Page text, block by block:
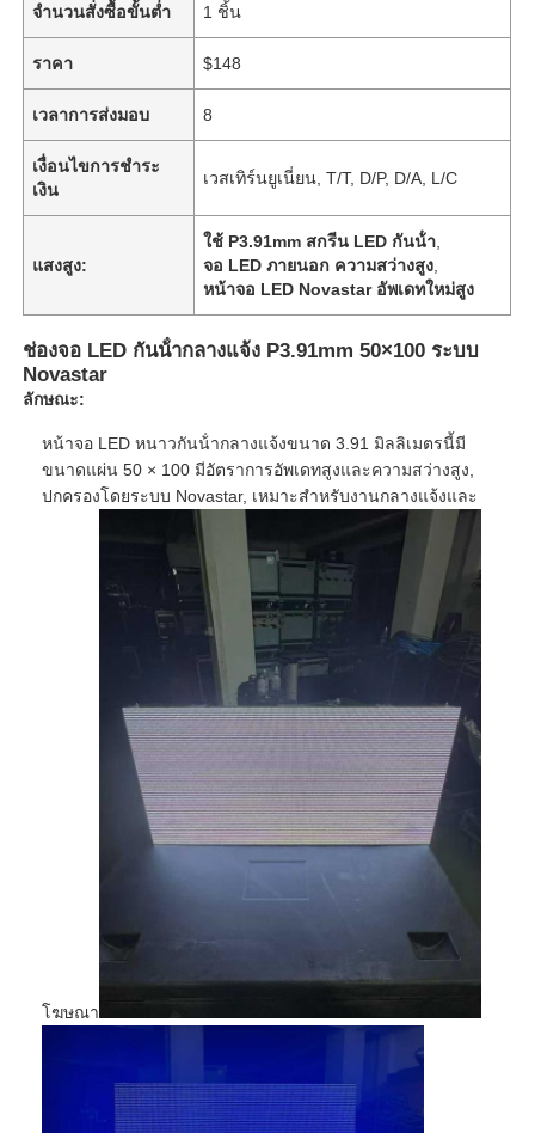
จำนวนสั่งซื้อขั้นต่ำ 1 ชิ้น
ราคา $148
เวลาการส่งมอบ 8
เงื่อนไขการชำระ
เงิน
เวสเทิร์นยูเนี่ยน, T/T, D/P, D/A, L/C
แสงสูง:
ใช้ P3.91mm สกรีน LED กันน้ํา
จอ LED ภายนอก ความสว่างสูง
หน้าจอ LED Novastar อัพเดทใหม่สูง
ช่องจอ LED กันน้ํากลางแจ้ง P3.91mm 50×100 ระบบ
Novastar
ลักษณะ:
หน้าจอ LED หนาวกันน้ํากลางแจ้งขนาด 3.91 มิลลิเมตรนี้มี
ขนาดแผ่น 50 × 100 มีอัตราการอัพเดทสูงและความสว่างสูง,
ปกครองโดยระบบ Novastar, เหมาะสําหรับงานกลางแจ้งและ
โฆษณา